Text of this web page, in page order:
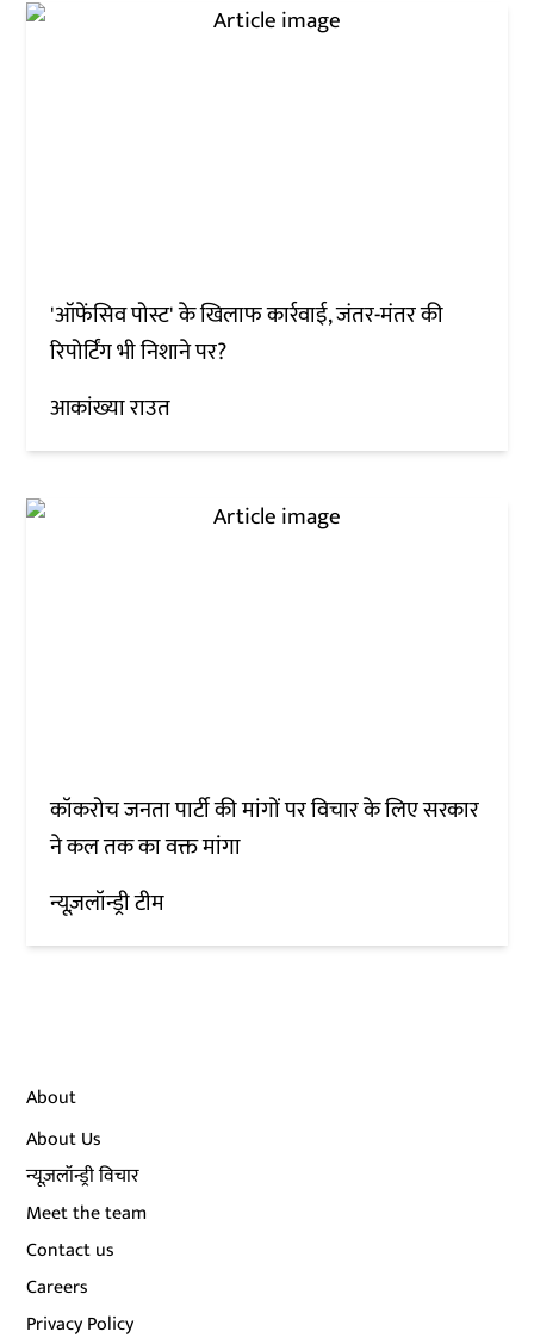
'ऑफेंसिव पोस्ट' के खिलाफ कार्रवाई, जंतर-मंतर की
रिपोर्टिंग भी निशाने पर?
आकांख्या राउत
कॉकरोच जनता पार्टी की मांगों पर विचार के लिए सरकार
ने कल तक का वक्त मांगा
न्यूज़लॉन्ड्री टीम
About
About Us
न्यूज़लॉन्ड्री विचार
Meet the team
Contact us
Careers
Privacy Policy